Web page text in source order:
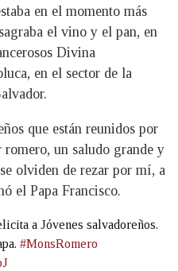
en el momento más
el vino y el pan, en
Divina
en el sector de la
que están reunidos por
un saludo grande y
olviden de rezar por mí, a
el Papa Francisco.
a Jóvenes salvadoreños.
#MonsRomero